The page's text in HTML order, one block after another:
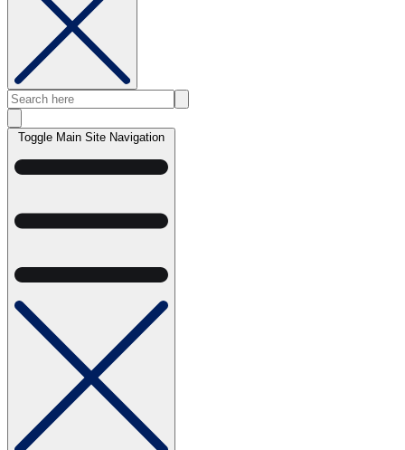
Toggle Main Site Navigation